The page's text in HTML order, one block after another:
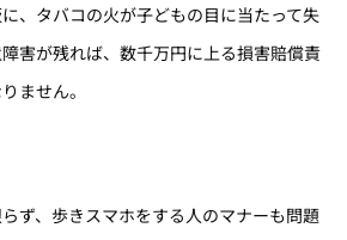
、タバコの火が子どもの目に当たって失
害が残れば、数千万円に上る損害賠償責
ません。
ず、歩きスマホをする人のマナーも問題